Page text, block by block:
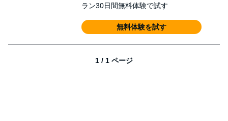
ラン30日間無料体験で試す
無料体験を試す
1 / 1 ページ